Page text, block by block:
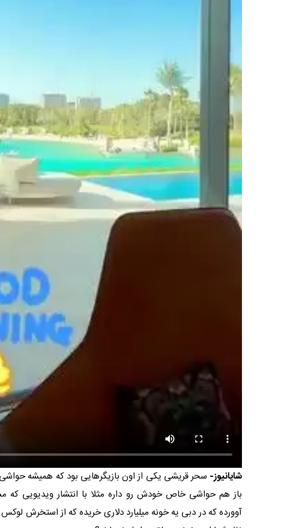
شایانیوز- سحر قریشی یکی از اون بازیگرهایی بود که همیشه
باز هم حواشی خاص خودش رو داره مثلا با انتشار ویدیویی که
آوورده که در دبی یه خونه میلیارد دلاری خریده که از استخرش